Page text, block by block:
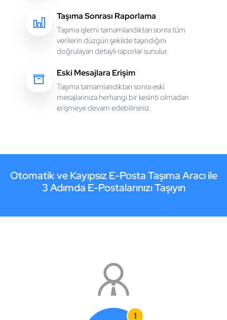
Taşıma Sonrası Raporlama
Taşıma işlemi tamamlandıktan sonra tüm
verilerin düzgün şekilde taşındığını
doğrulayan detaylı raporlar sunulur.
Eski Mesajlara Erişim
Taşıma tamamlandıktan sonra eski
mesajlarınıza herhangi bir kesinti olmadan
erişmeye devam edebilirsiniz.
Otomatik ve Kayıpsız E-Posta Taşıma Aracı ile
3 Adımda E-Postalarınızı Taşıyın
1